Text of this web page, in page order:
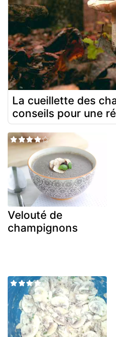
La cueillette des
conseils pour une
Velouté de
champignons